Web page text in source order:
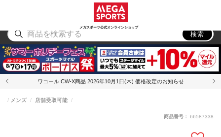
メガスポーツ公式オンラインショップ
アウトドア
検索
ワコール CW-X商品 2026年10月1日(木) 価格改定のお知らせ
メンズ 店舗受取可能
商品番号： 66587338